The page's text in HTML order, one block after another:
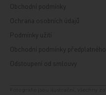
Obchodní podmínky
Ochrana osobních údajů
Podmínky užití
Obchodní podmínky předplatného
Odstoupení od smlouvy